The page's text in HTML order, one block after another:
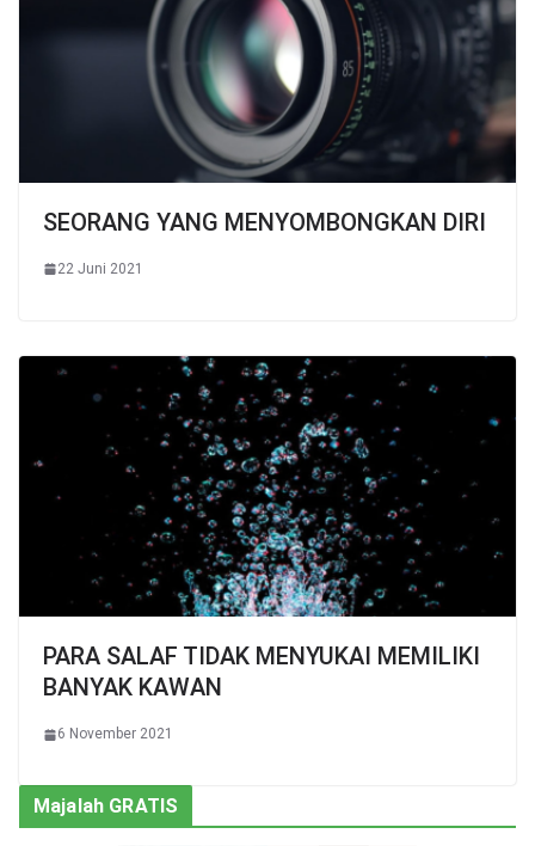
SEORANG YANG MENYOMBONGKAN DIRI
22 Juni 2021
PARA SALAF TIDAK MENYUKAI MEMILIKI
BANYAK KAWAN
6 November 2021
Majalah GRATIS